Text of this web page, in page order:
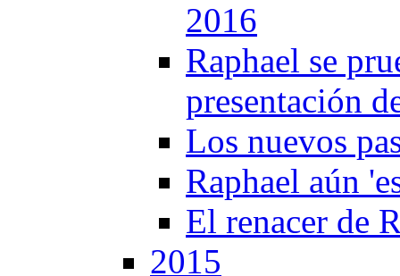
2016
Raphael se
presentación
Los nuevos
Raphael aún
El renacer de
2015